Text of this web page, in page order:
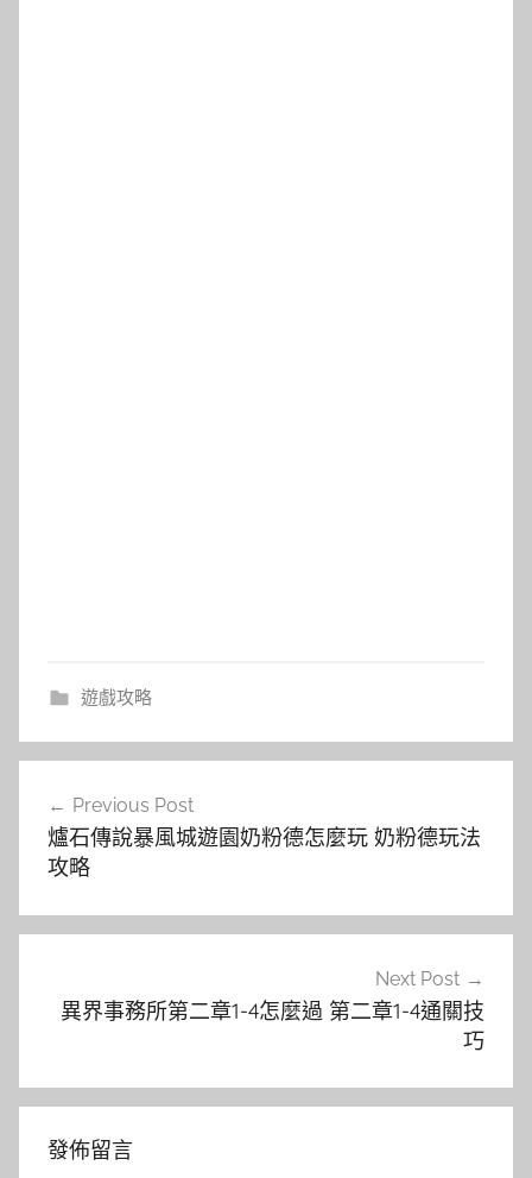
遊戲攻略
導
覽
Previous Post
爐石傳說暴風城遊園奶粉德怎麼玩 奶粉德玩法
攻略
Next Post
異界事務所第二章1-4怎麼過 第二章1-4通關技
巧
發佈留言